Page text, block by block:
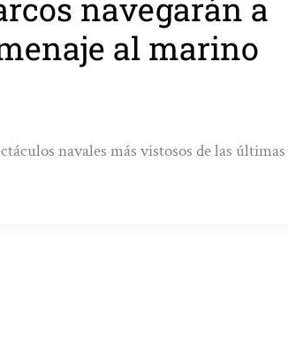
navegarán a
al marino
navales más vistosos de las últimas